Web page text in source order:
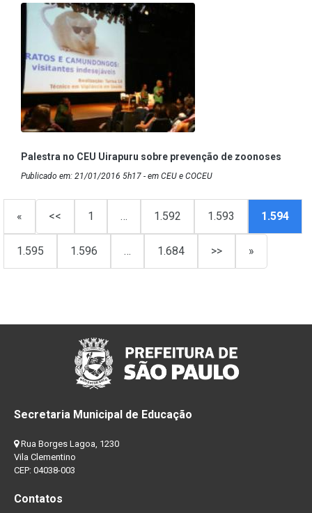
Palestra no CEU Uirapuru sobre prevenção de zoonoses
Publicado em: 21/01/2016 5h17 - em CEU e COCEU
« << 1 … 1.592 1.593 1.594
1.595 1.596 … 1.684 >> »
Secretaria Municipal de Educação
Rua Borges Lagoa, 1230
Vila Clementino
CEP: 04038-003
Contatos